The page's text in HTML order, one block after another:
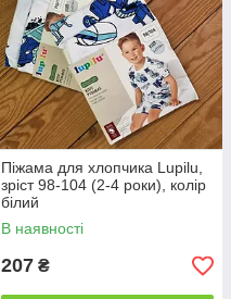
Піжама для хлопчика Lupilu,
зріст 98-104 (2-4 роки), колір
білий
В наявності
207 ₴